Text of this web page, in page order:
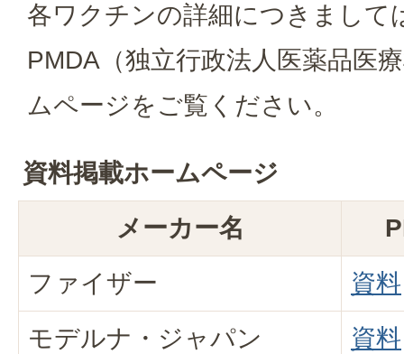
各ワクチンの詳細につきまして
PMDA（独立行政法人医薬品医
ムページをご覧ください。
資料掲載ホームページ
メーカー名
ファイザー
資料
モデルナ・ジャパン
資料